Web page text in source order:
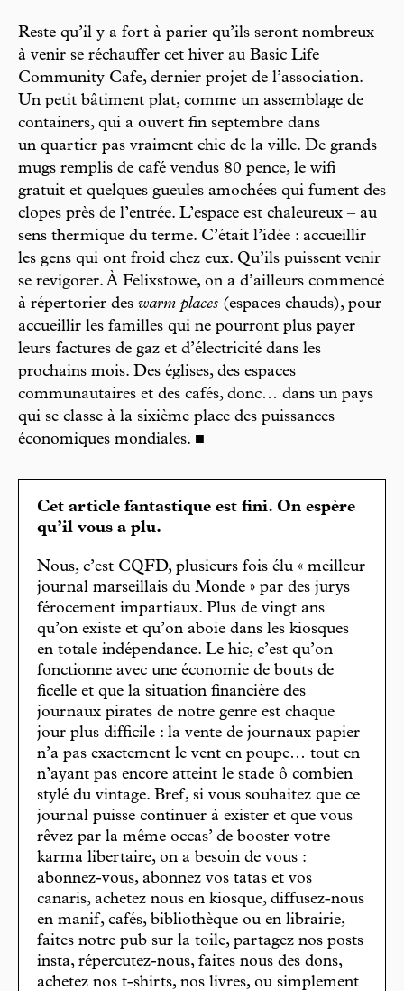
Reste qu’il y a fort à parier qu’ils seront nombreux
à venir se réchauffer cet hiver au Basic Life
Community Cafe, dernier projet de l’association.
Un petit bâtiment plat, comme un assemblage de
containers, qui a ouvert fin septembre dans
un quartier pas vraiment chic de la ville. De grands
mugs remplis de café vendus 80 pence, le wifi
gratuit et quelques gueules amochées qui fument des
clopes près de l’entrée. L’espace est chaleureux – au
sens thermique du terme. C’était l’idée : accueillir
les gens qui ont froid chez eux. Qu’ils puissent venir
se revigorer. À Felixstowe, on a d’ailleurs commencé
à répertorier des warm places (espaces chauds), pour
accueillir les familles qui ne pourront plus payer
leurs factures de gaz et d’électricité dans les
prochains mois. Des églises, des espaces
communautaires et des cafés, donc… dans un pays
qui se classe à la sixième place des puissances
économiques mondiales. ■
Cet article fantastique est fini. On espère
qu’il vous a plu.
Nous, c’est CQFD, plusieurs fois élu « meilleur
journal marseillais du Monde » par des jurys
férocement impartiaux. Plus de vingt ans
qu’on existe et qu’on aboie dans les kiosques
en totale indépendance. Le hic, c’est qu’on
fonctionne avec une économie de bouts de
ficelle et que la situation financière des
journaux pirates de notre genre est chaque
jour plus difficile : la vente de journaux papier
n’a pas exactement le vent en poupe… tout en
n’ayant pas encore atteint le stade ô combien
stylé du vintage. Bref, si vous souhaitez que ce
journal puisse continuer à exister et que vous
rêvez par la même occas’ de booster votre
karma libertaire, on a besoin de vous :
abonnez-vous, abonnez vos tatas et vos
canaris, achetez nous en kiosque, diffusez-nous
en manif, cafés, bibliothèque ou en librairie,
faites notre pub sur la toile, partagez nos posts
insta, répercutez-nous, faites nous des dons,
achetez nos t-shirts, nos livres, ou simplement